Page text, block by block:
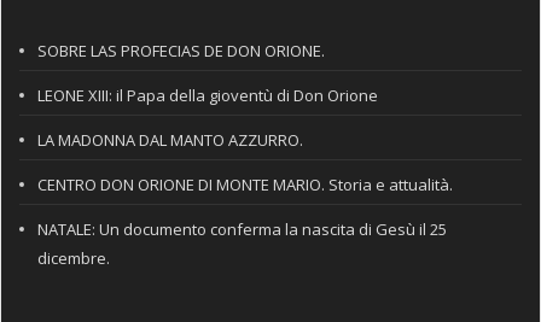
SOBRE LAS PROFECIAS DE DON ORIONE.
LEONE XIII: il Papa della gioventù di Don Orione
LA MADONNA DAL MANTO AZZURRO.
CENTRO DON ORIONE DI MONTE MARIO. Storia e attualità.
NATALE: Un documento conferma la nascita di Gesù il 25
dicembre.